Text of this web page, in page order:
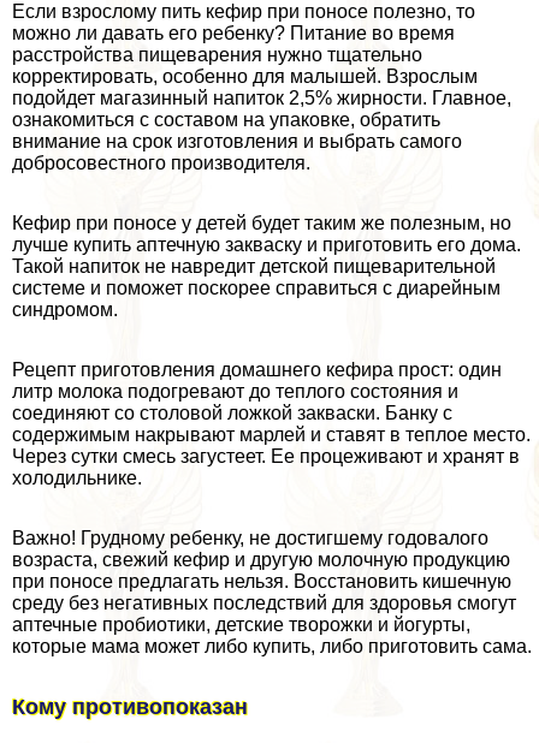
Если взрослому пить кефир при поносе полезно, то
можно ли давать его ребенку? Питание во время
расстройства пищеварения нужно тщательно
корректировать, особенно для малышей. Взрослым
подойдет магазинный напиток 2,5% жирности. Главное,
ознакомиться с составом на упаковке, обратить
внимание на срок изготовления и выбрать самого
добросовестного производителя.
Кефир при поносе у детей будет таким же полезным, но
лучше купить аптечную закваску и приготовить его дома.
Такой напиток не навредит детской пищеварительной
системе и поможет поскорее справиться с диарейным
синдромом.
Рецепт приготовления домашнего кефира прост: один
литр молока подогревают до теплого состояния и
соединяют со столовой ложкой закваски. Банку с
содержимым накрывают марлей и ставят в теплое место.
Через сутки смесь загустеет. Ее процеживают и хранят в
холодильнике.
Важно! Грудному ребенку, не достигшему годовалого
возраста, свежий кефир и другую молочную продукцию
при поносе предлагать нельзя. Восстановить кишечную
среду без негативных последствий для здоровья смогут
аптечные пробиотики, детские творожки и йогурты,
которые мама может либо купить, либо приготовить сама.
Кому противопоказан